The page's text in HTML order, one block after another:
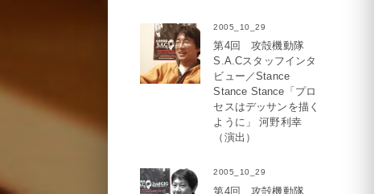
2005_10_29
第4回 攻殻機動隊
S.A.Cスタッフインタ
ビュー／Stance
Stance Stance「プロ
セスはデッサンを描く
ように」 河野利幸
（演出）
2005_10_29
第4回 攻殻機動隊